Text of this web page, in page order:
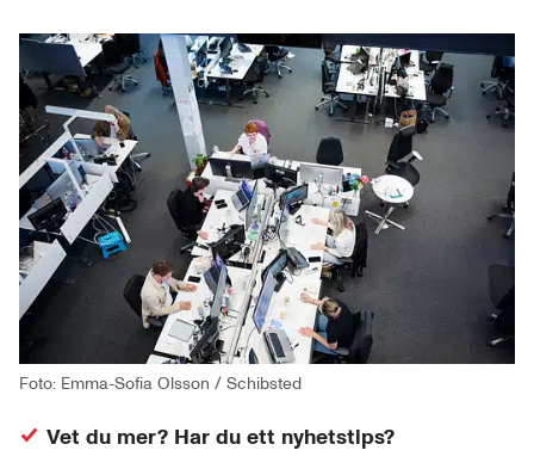
Foto: Emma-Sofia Olsson / Schibsted
Vet du mer? Har du ett nyhetstips?